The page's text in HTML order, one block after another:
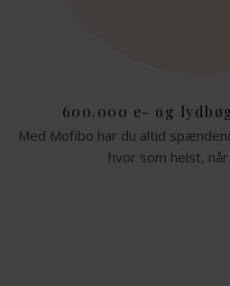
600.000 e- og
Med Mofibo har du altid
hvor som helst,